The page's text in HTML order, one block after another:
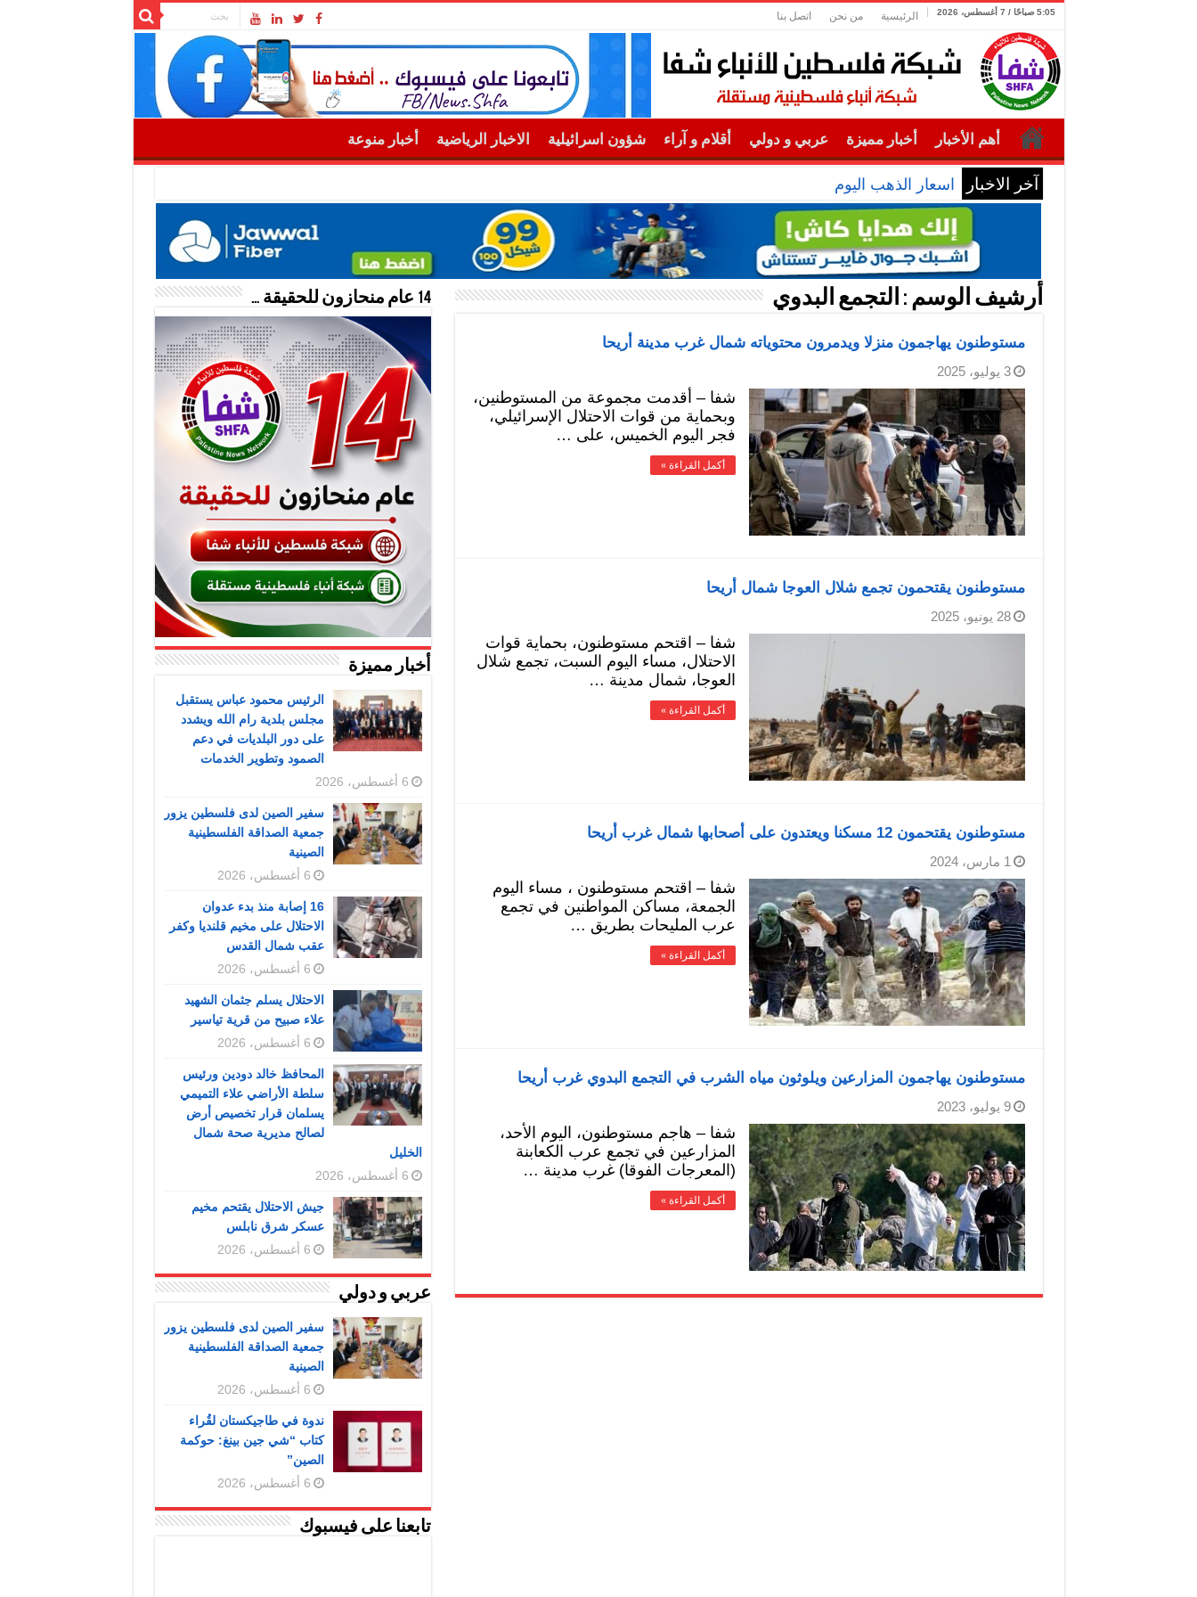
5:05 صباحًا / 7 أغسطس، 2026 الرئيسية من نحن اتصل بنا
أهم الأخبار أخبار مميزة عربي و دولي أقلام و آراء شؤون اسرائيلية الاخبار الرياضية أخبار منوعة
آخر الاخبار اسعار الذهب اليوم
أرشيف الوسم : التجمع البدوي
مستوطنون يهاجمون منزلا ويدمرون محتوياته شمال غرب مدينة أريحا
3 يوليو، 2025
شفا – أقدمت مجموعة من المستوطنين،
وبحماية من قوات الاحتلال الإسرائيلي،
فجر اليوم الخميس، على …
أكمل القراءة »
مستوطنون يقتحمون تجمع شلال العوجا شمال أريحا
28 يونيو، 2025
شفا – اقتحم مستوطنون، بحماية قوات
الاحتلال، مساء اليوم السبت، تجمع شلال
العوجا، شمال مدينة …
أكمل القراءة »
مستوطنون يقتحمون 12 مسكنا ويعتدون على أصحابها شمال غرب أريحا
1 مارس، 2024
شفا – اقتحم مستوطنون ، مساء اليوم
الجمعة، مساكن المواطنين في تجمع
عرب المليحات بطريق …
أكمل القراءة »
مستوطنون يهاجمون المزارعين ويلوثون مياه الشرب في التجمع البدوي غرب أريحا
9 يوليو، 2023
شفا – هاجم مستوطنون، اليوم الأحد،
المزارعين في تجمع عرب الكعابنة
(المعرجات الفوقا) غرب مدينة …
أكمل القراءة »
14 عام منحازون للحقيقة …
أخبار مميزة
الرئيس محمود عباس يستقبل
مجلس بلدية رام الله ويشدد
على دور البلديات في دعم
الصمود وتطوير الخدمات
6 أغسطس، 2026
سفير الصين لدى فلسطين يزور
جمعية الصداقة الفلسطينية
الصينية
6 أغسطس، 2026
16 إصابة منذ بدء عدوان
الاحتلال على مخيم قلنديا وكفر
عقب شمال القدس
6 أغسطس، 2026
الاحتلال يسلم جثمان الشهيد
علاء صبيح من قرية تياسير
6 أغسطس، 2026
المحافظ خالد دودين ورئيس
سلطة الأراضي علاء التميمي
يسلمان قرار تخصيص أرض
لصالح مديرية صحة شمال
الخليل
6 أغسطس، 2026
جيش الاحتلال يقتحم مخيم
عسكر شرق نابلس
6 أغسطس، 2026
عربي و دولي
سفير الصين لدى فلسطين يزور
جمعية الصداقة الفلسطينية
الصينية
6 أغسطس، 2026
ندوة في طاجيكستان لقُراء
كتاب “شي جين بينغ: حوكمة
الصين”
6 أغسطس، 2026
تابعنا على فيسبوك